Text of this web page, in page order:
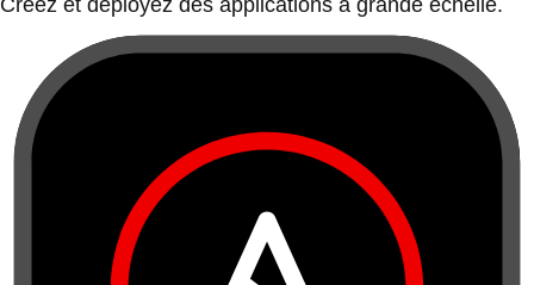
Créez et déployez des applications à grande échelle.